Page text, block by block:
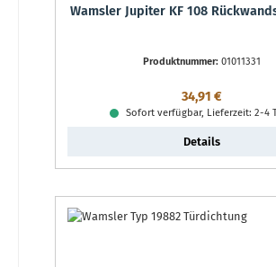
Wamsler Jupiter KF 108
Produktnummer: 01011331
Regulärer Preis:
34,91 €
Sofort verfügbar, Lieferzeit: 2-4
Details